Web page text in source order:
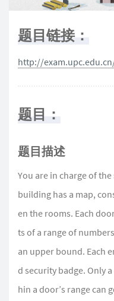
题目链接：
http://
题目：
题目描述
You are in charge of
building has a map,
en the rooms. Each
ts of a range of
an upper bound. Each
d security badge. Only
hin a door’s range can